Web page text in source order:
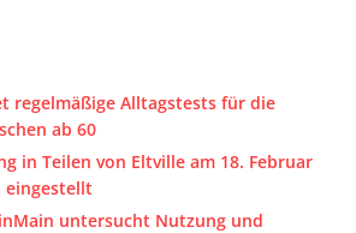
regelmäßige Alltagstests für die
ab 60
in Teilen von Eltville am 18. Februar
eingestellt
untersucht Nutzung und